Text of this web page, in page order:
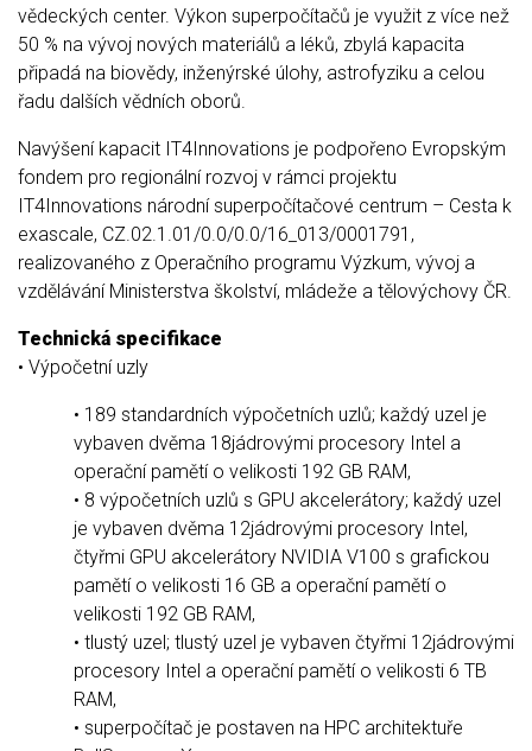
vědeckých center. Výkon superpočítačů je využit z více než
50 % na vývoj nových materiálů a léků, zbylá kapacita
připadá na biovědy, inženýrské úlohy, astrofyziku a celou
řadu dalších vědních oborů.
Navýšení kapacit IT4Innovations je podpořeno Evropským
fondem pro regionální rozvoj v rámci projektu
IT4Innovations národní superpočítačové centrum – Cesta k
exascale, CZ.02.1.01/0.0/0.0/16_013/0001791,
realizovaného z Operačního programu Výzkum, vývoj a
vzdělávání Ministerstva školství, mládeže a tělovýchovy ČR.
Technická specifikace
• Výpočetní uzly
• 189 standardních výpočetních uzlů; každý uzel je
vybaven dvěma 18jádrovými procesory Intel a
operační pamětí o velikosti 192 GB RAM,
• 8 výpočetních uzlů s GPU akcelerátory; každý uzel
je vybaven dvěma 12jádrovými procesory Intel,
čtyřmi GPU akcelerátory NVIDIA V100 s grafickou
pamětí o velikosti 16 GB a operační pamětí o
velikosti 192 GB RAM,
• tlustý uzel; tlustý uzel je vybaven čtyřmi 12jádrovými
procesory Intel a operační pamětí o velikosti 6 TB
RAM,
• superpočítač je postaven na HPC architektuře